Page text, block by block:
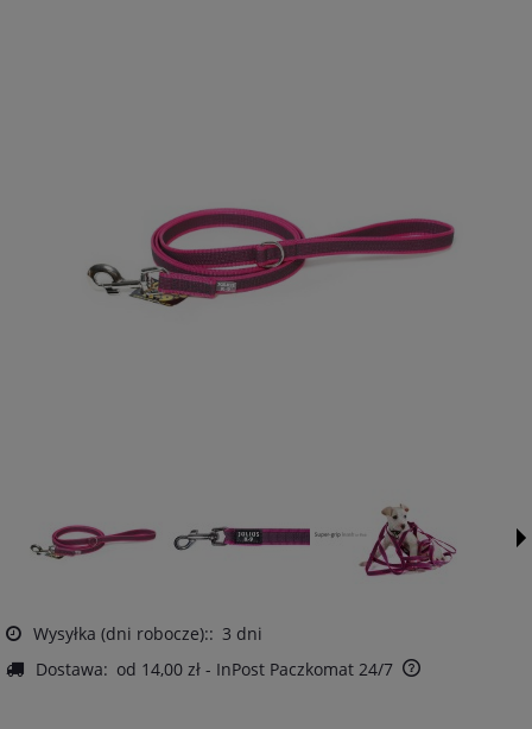
Wysyłka (dni robocze):: 3 dni
Dostawa: od 14,00 zł - InPost Paczkomat 24/7